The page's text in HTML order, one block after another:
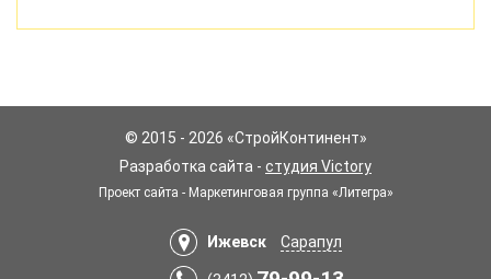
© 2015 - 2026 «СтройКонтинент»
Разработка сайта - студия Victory
Проект сайта - Маркетинговая группа «Литегра»
Ижевск Сарапул